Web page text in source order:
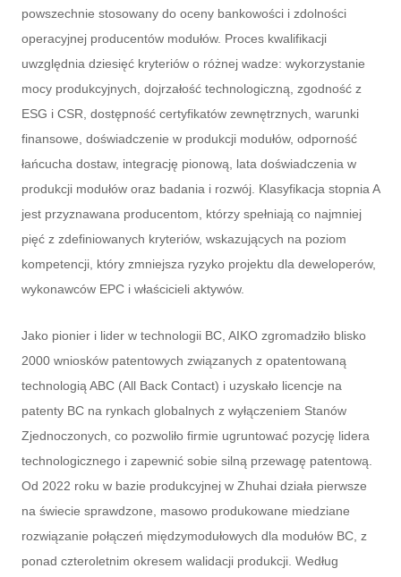
powszechnie stosowany do oceny bankowości i zdolności
operacyjnej producentów modułów. Proces kwalifikacji
uwzględnia dziesięć kryteriów o różnej wadze: wykorzystanie
mocy produkcyjnych, dojrzałość technologiczną, zgodność z
ESG i CSR, dostępność certyfikatów zewnętrznych, warunki
finansowe, doświadczenie w produkcji modułów, odporność
łańcucha dostaw, integrację pionową, lata doświadczenia w
produkcji modułów oraz badania i rozwój. Klasyfikacja stopnia A
jest przyznawana producentom, którzy spełniają co najmniej
pięć z zdefiniowanych kryteriów, wskazujących na poziom
kompetencji, który zmniejsza ryzyko projektu dla deweloperów,
wykonawców EPC i właścicieli aktywów.
Jako pionier i lider w technologii BC, AIKO zgromadziło blisko
2000 wniosków patentowych związanych z opatentowaną
technologią ABC (All Back Contact) i uzyskało licencje na
patenty BC na rynkach globalnych z wyłączeniem Stanów
Zjednoczonych, co pozwoliło firmie ugruntować pozycję lidera
technologicznego i zapewnić sobie silną przewagę patentową.
Od 2022 roku w bazie produkcyjnej w Zhuhai działa pierwsze
na świecie sprawdzone, masowo produkowane miedziane
rozwiązanie połączeń międzymodułowych dla modułów BC, z
ponad czteroletnim okresem walidacji produkcji. Według